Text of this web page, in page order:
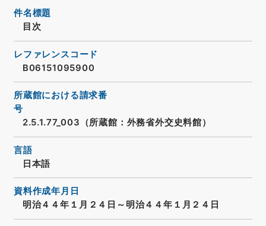
件名標題
目次
レファレンスコード
B06151095900
所蔵館における請求番
号
2.5.1.77_003（所蔵館：外務省外交史料館）
言語
日本語
資料作成年月日
明治４４年１月２４日～明治４４年１月２４日